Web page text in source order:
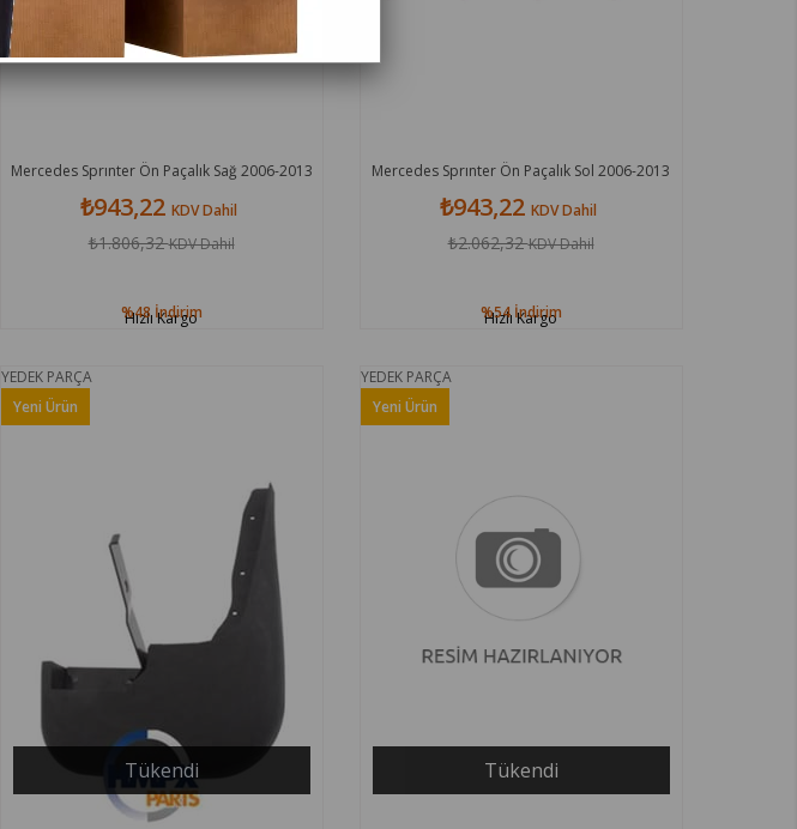
Mercedes Sprınter Ön Paçalık Sağ 2006-2013
₺943,22 KDV Dahil
₺1.806,32KDV Dahil
%48 İndirim
Hızlı Kargo
Mercedes Sprınter Ön Paçalık Sol 2006-2013
₺943,22 KDV Dahil
₺2.062,32KDV Dahil
%54 İndirim
Hızlı Kargo
YEDEK PARÇA
Tükendi
Yeni Ürün
YEDEK PARÇA
Tükendi
Yeni Ürün